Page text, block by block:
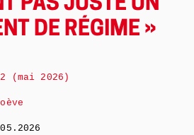
PAS JUSTE UN
DE RÉGIME »
(mai 2026)